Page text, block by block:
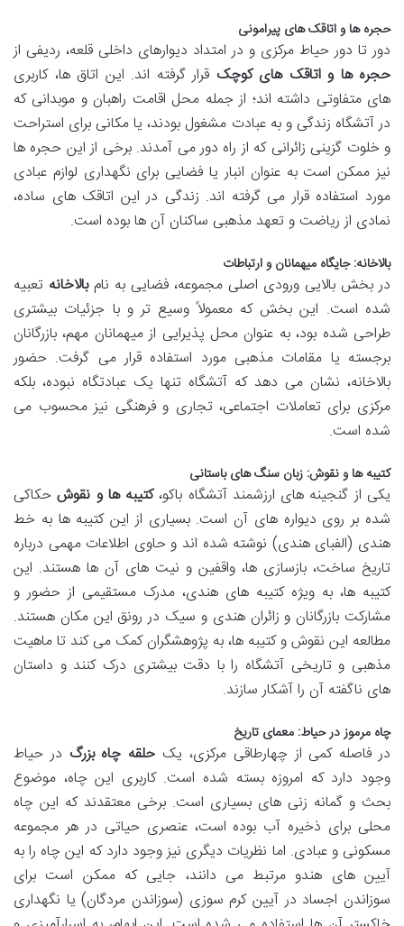
حجره ها و اتاقک های پیرامونی
دور تا دور حیاط مرکزی و در امتداد دیوارهای داخلی قلعه، ردیفی از
حجره ها و اتاقک های کوچک قرار گرفته اند. این اتاق ها، کاربری
های متفاوتی داشته اند؛ از جمله محل اقامت راهبان و موبدانی که
در آتشگاه زندگی و به عبادت مشغول بودند، یا مکانی برای استراحت
و خلوت گزینی زائرانی که از راه دور می آمدند. برخی از این حجره ها
نیز ممکن است به عنوان انبار یا فضایی برای نگهداری لوازم عبادی
مورد استفاده قرار می گرفته اند. زندگی در این اتاقک های ساده،
نمادی از ریاضت و تعهد مذهبی ساکنان آن ها بوده است.
بالاخانه: جایگاه میهمانان و ارتباطات
در بخش بالایی ورودی اصلی مجموعه، فضایی به نامبالاخانه تعبیه
شده است. این بخش که معمولاً وسیع تر و با جزئیات بیشتری
طراحی شده بود، به عنوان محل پذیرایی از میهمانان مهم، بازرگانان
برجسته یا مقامات مذهبی مورد استفاده قرار می گرفت. حضور
بالاخانه، نشان می دهد که آتشگاه تنها یک عبادتگاه نبوده، بلکه
مرکزی برای تعاملات اجتماعی، تجاری و فرهنگی نیز محسوب می
شده است.
کتیبه ها و نقوش: زبان سنگ های باستانی
یکی از گنجینه های ارزشمند آتشگاه باکو،کتیبه ها و نقوشحکاکی
شده بر روی دیواره های آن است. بسیاری از این کتیبه ها به خط
هندی (الفبای هندی) نوشته شده اند و حاوی اطلاعات مهمی درباره
تاریخ ساخت، بازسازی ها، واقفین و نیت های آن ها هستند. این
کتیبه ها، به ویژه کتیبه های هندی، مدرک مستقیمی از حضور و
مشارکت بازرگانان و زائران هندی و سیک در رونق این مکان هستند.
مطالعه این نقوش و کتیبه ها، به پژوهشگران کمک می کند تا ماهیت
مذهبی و تاریخی آتشگاه را با دقت بیشتری درک کنند و داستان
های ناگفته آن را آشکار سازند.
چاه مرموز در حیاط: معمای تاریخ
در فاصله کمی از چهارطاقی مرکزی، یک حلقه چاه بزرگ در حیاط
وجود دارد که امروزه بسته شده است. کاربری این چاه، موضوع
بحث و گمانه زنی های بسیاری است. برخی معتقدند که این چاه
محلی برای ذخیره آب بوده است، عنصری حیاتی در هر مجموعه
مسکونی و عبادی. اما نظریات دیگری نیز وجود دارد که این چاه را به
آیین های هندو مرتبط می دانند، جایی که ممکن است برای
سوزاندن اجساد در آیین کرم سوزی (سوزاندن مردگان) یا نگهداری